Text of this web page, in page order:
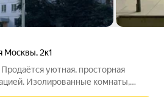
Москвы, 2к1
уютная, просторная
Изолированные комнаты,